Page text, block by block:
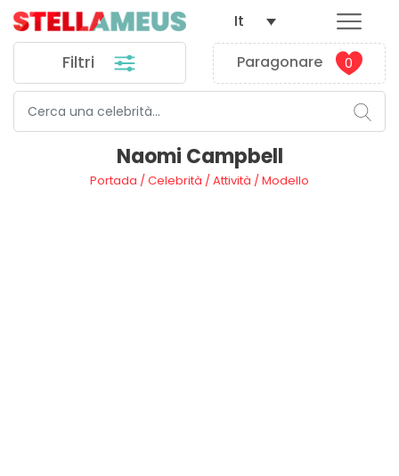
Filtri Paragonare 0
It
Naomi Campbell
Portada /Celebrità /Attività /Modello